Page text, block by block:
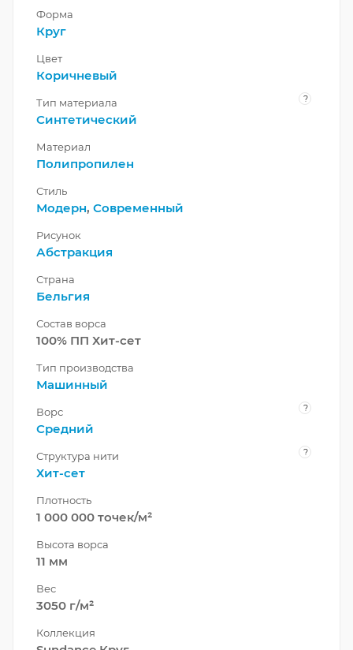
Форма
Круг
Цвет
Коричневый
Тип материала ?
Синтетический
Материал
Полипропилен
Стиль
Модерн, Современный
Рисунок
Абстракция
Страна
Бельгия
Состав ворса
100% ПП Хит-сет
Тип производства
Машинный
Ворс ?
Средний
Структура нити ?
Хит-сет
Плотность
1 000 000 точек/м²
Высота ворса
11 мм
Вес
3050 г/м²
Коллекция